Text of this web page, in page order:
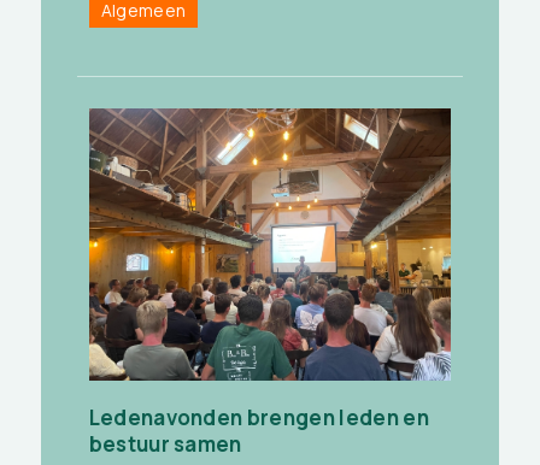
Algemeen
Ledenavonden brengen leden en
bestuur samen